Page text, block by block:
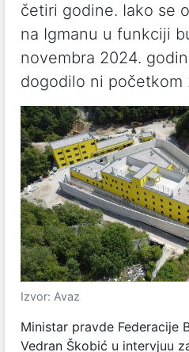
četiri godine. Iako se
na Igmanu u funkciji
novembra 2024.
dogodilo ni početkom
Izvor: Avaz
Ministar pravde Federacije
Vedran Škobić u intervjuu